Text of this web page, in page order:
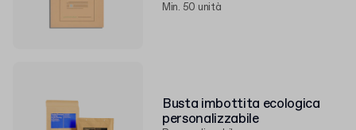
Min. 50 unità
Busta imbottita ecologica
personalizzabile